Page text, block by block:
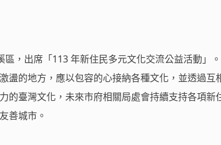
，出席「113 年新住民多元文化交流公益活動」
盪的地方，應以包容的心接納各種文化，並透過互
的臺灣文化，未來市府相關局處會持續支持各項新
善城市。